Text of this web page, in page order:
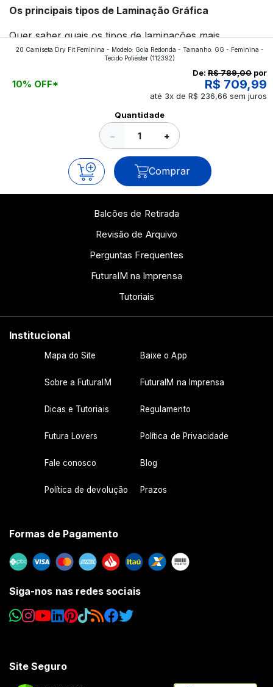
Os principais tipos de Laminação Gráfica
Quer saber quais os tipos de laminações mais
aplicados nos impressos da gráfica FuturaIM? Então,
continue a leitura que vamos revelar para você!
20 Camiseta Dry Fit Feminina - Modelo: Gola Redonda - Tamanho: GG - Feminina -
Tecido Poliéster (112392)
10% OFF*
De: R$ 789,00 por
R$ 709,99
até 3x de R$ 236,66 sem juros
Quantidade
− +
Comprar
Balcões de Retirada
Revisão de Arquivo
Perguntas Frequentes
FuturaIM na Imprensa
Tutoriais
Institucional
Mapa do Site Baixe o App
Sobre a FuturaIM FuturaIM na Imprensa
Dicas e Tutoriais Regulamento
Futura Lovers Política de Privacidade
Fale conosco Blog
Política de devolução Prazos
Formas de Pagamento
Siga-nos nas redes sociais
Site Seguro